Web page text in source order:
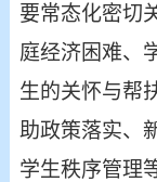
要常态化密切
庭经济困难、
生的关怀与帮
助政策落实、
学生秩序管理